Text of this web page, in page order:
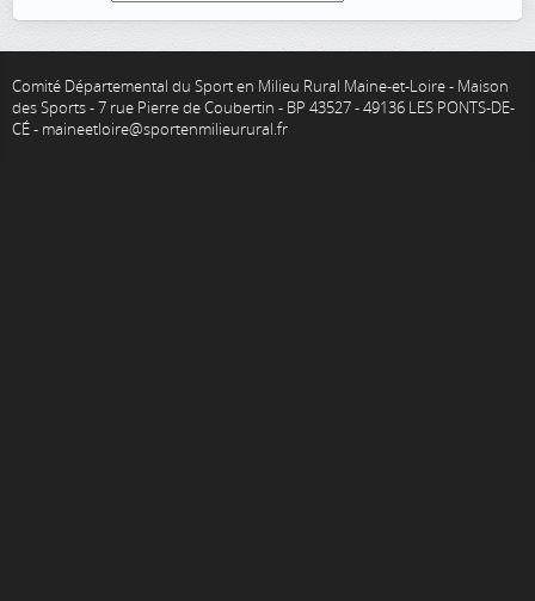
Comité Départemental du Sport en Milieu Rural Maine-et-Loire - Maison
des Sports - 7 rue Pierre de Coubertin - BP 43527 - 49136 LES PONTS-DE-
CÉ - maineetloire@sportenmilieurural.fr